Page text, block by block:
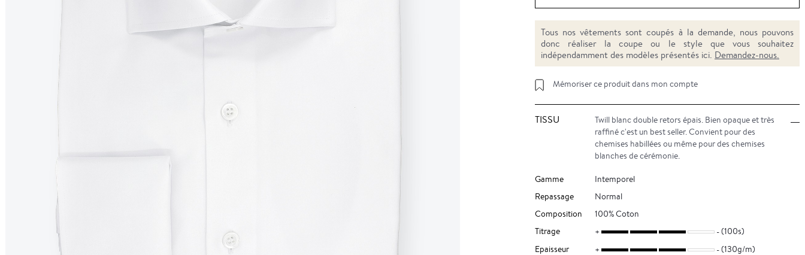
Tous nos vêtements sont coupés à la demande, nous pouvons
donc réaliser la coupe ou le style que vous souhaitez
indépendamment des modèles présentés ici. Demandez-nous.
Mémoriser ce produit dans mon compte
TISSU
Twill blanc double retors épais. Bien opaque et très
raffiné c'est un best seller. Convient pour des
chemises habillées ou même pour des chemises
blanches de cérémonie.
Gamme
Intemporel
Repassage
Normal
Composition
100% Coton
Titrage
(100s)
Epaisseur
(130g/m)